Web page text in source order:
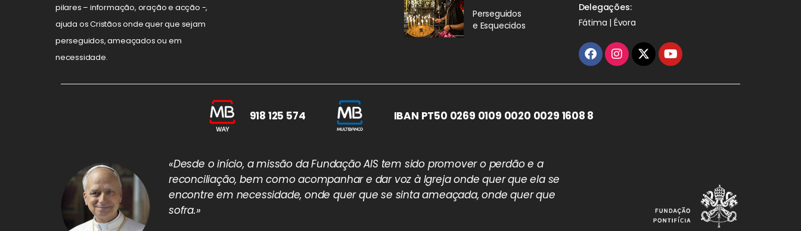
pilares – informação, oração e acção -,
ajuda os Cristãos onde quer que sejam
perseguidos, ameaçados ou em
necessidade.
Perseguidos
e Esquecidos
Delegações:
Fátima | Évora
918 125 574 IBAN PT50 0269 0109 0020 0029 1608 8
«Desde o início, a missão da Fundação AIS tem sido promover o perdão e a
reconciliação, bem como acompanhar e dar voz à Igreja onde quer que ela se
encontre em necessidade, onde quer que se sinta ameaçada, onde quer que
sofra.»